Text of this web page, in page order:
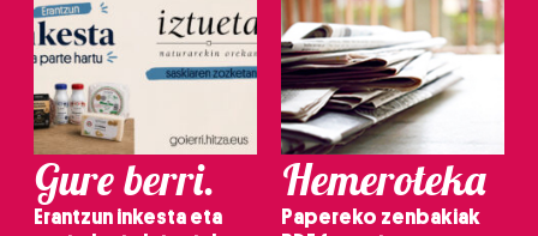
Gure berri.
Erantzun inkesta eta
Hemeroteka
Papereko zenbakiak